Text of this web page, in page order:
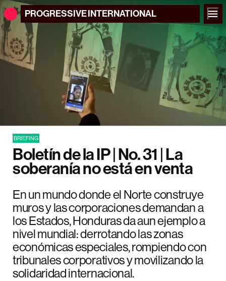
PROGRESSIVEINTERNATIONAL
BRIEFING
Boletín de la IP | No. 31 | La
soberanía no está en venta
En un mundo donde el Norte construye
muros y las corporaciones demandan a
los Estados, Honduras da aun ejemplo a
nivel mundial: derrotando las zonas
económicas especiales, rompiendo con
tribunales corporativos y movilizando la
solidaridad internacional.